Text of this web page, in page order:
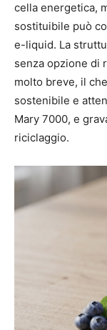
cella energetica,
sostituibile può
e-liquid. La
senza opzione di
molto breve, il
sostenibile e
Mary 7000, e
riciclaggio.